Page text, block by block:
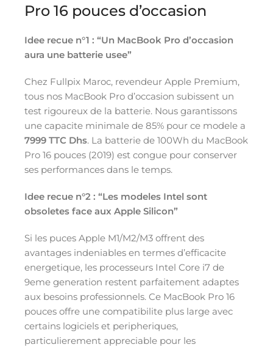
Pro 16 pouces d’occasion
Idee recue n°1 : “Un MacBook Pro d’occasion
aura une batterie usee”
Chez Fullpix Maroc, revendeur Apple Premium,
tous nos MacBook Pro d’occasion subissent un
test rigoureux de la batterie. Nous garantissons
une capacite minimale de 85% pour ce modele a
7999 TTC Dhs. La batterie de 100Wh du MacBook
Pro 16 pouces (2019) est congue pour conserver
ses performances dans le temps.
Idee recue n°2 : “Les modeles Intel sont
obsoletes face aux Apple Silicon”
Si les puces Apple M1/M2/M3 offrent des
avantages indeniables en termes d’efficacite
energetique, les processeurs Intel Core i7 de
9eme generation restent parfaitement adaptes
aux besoins professionnels. Ce MacBook Pro 16
pouces offre une compatibilite plus large avec
certains logiciels et peripheriques,
particulierement appreciable pour les